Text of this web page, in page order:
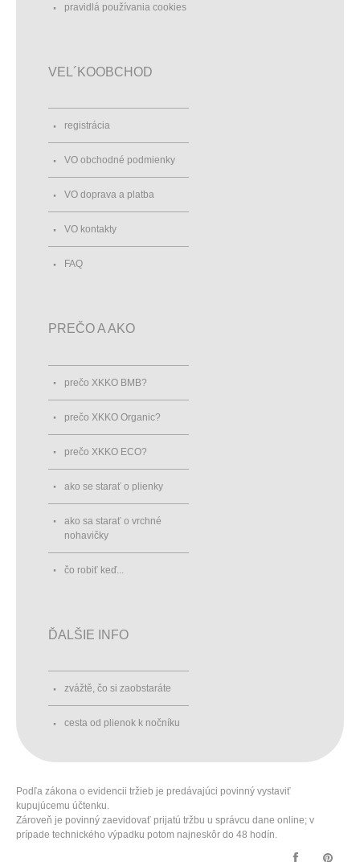
pravidlá používania cookies
VEL´KOOBCHOD
registrácia
VO obchodné podmienky
VO doprava a platba
VO kontakty
FAQ
PREČO A AKO
prečo XKKO BMB?
prečo XKKO Organic?
prečo XKKO ECO?
ako se starať o plienky
ako sa starať o vrchné
nohavičky
čo robiť keď...
ĎALŠIE INFO
zvážtě, čo si zaobstaráte
cesta od plienok k nočníku
Podľa zákona o evidencii tržieb je predávajúci povinný vystaviť
kupujúcemu účtenku.
Zároveň je povinný zaevidovať prijatú tržbu u správcu dane online; v
prípade technického výpadku potom najneskôr do 48 hodín.